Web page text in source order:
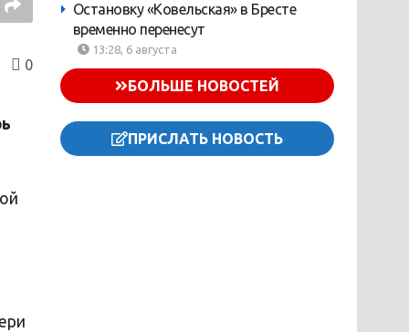
0
Остановку «Ковельская» в Бресте
временно перенесут
13:28, 6 августа
БОЛЬШЕ НОВОСТЕЙ
ПРИСЛАТЬ НОВОСТЬ